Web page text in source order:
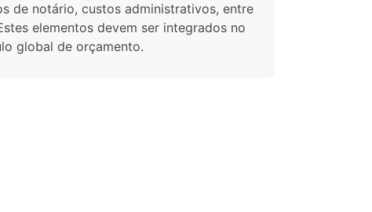
de notário, custos administrativos, entre
elementos devem ser integrados no
global de orçamento.